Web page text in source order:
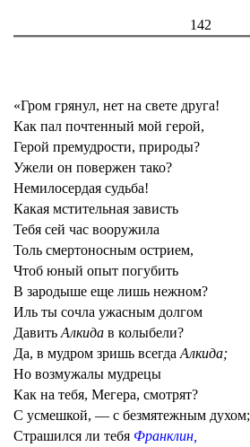
142
«Гром грянул, нет на свете друга!
Как пал почтенный мой герой,
Герой премудрости, природы?
Ужели он повержен тако?
Немилосердая судьба!
Какая мстительная зависть
Тебя сей час вооружила
Толь смертоносным острием,
Чтоб юный опыт погубить
В зародыше еще лишь нежном?
Иль ты сочла ужасным долгом
Давить Алкида в колыбели?
Да, в мудром зришь всегда Алкида;
Но возмужалы мудрецы
Как на тебя, Мегера, смотрят?
С усмешкой, — с безмятежным духом;
Страшился ли тебя Франклин,